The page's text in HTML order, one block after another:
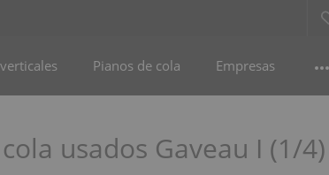
Pianos de cola Empresas
usados Gaveau I (1/